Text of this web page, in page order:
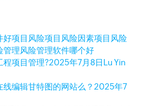
好项目风险项目风险因素项目风险
管理风险管理软件哪个好
程项目管理?2025年7月8日 Lu Yin
线编辑甘特图的网站么？2025年7